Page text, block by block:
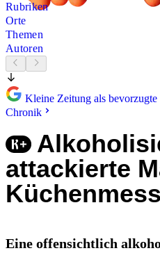
Rubriken
Orte
Themen
Autoren
Kleine Zeitung als
Chronik
attackierte
Eine offensichtlich